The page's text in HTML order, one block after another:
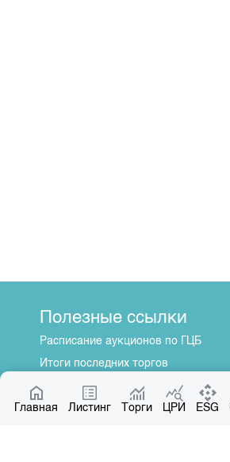
Главная Листинг Торги ЦРИ ESG
Полезные ссылки
Расписание аукционов по ГЦБ
Итоги последних торгов
Котировки по ЦБ
Центр раскрытия информации